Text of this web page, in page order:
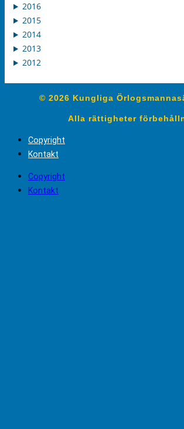
2016
2015
2014
2013
2012
© 2026 Kungliga
Alla rättigheter
Copyright
Kontakt
Copyright
Kontakt